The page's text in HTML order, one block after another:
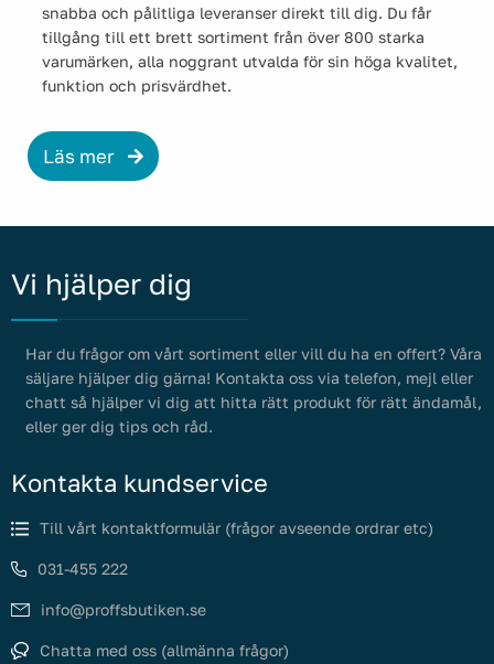
snabba och pålitliga leveranser direkt till dig. Du får
tillgång till ett brett sortiment från över 800 starka
varumärken, alla noggrant utvalda för sin höga kvalitet,
funktion och prisvärdhet.
Läs mer
Vi hjälper dig
Har du frågor om vårt sortiment eller vill du ha en offert? Våra
säljare hjälper dig gärna! Kontakta oss via telefon, mejl eller
chatt så hjälper vi dig att hitta rätt produkt för rätt ändamål,
eller ger dig tips och råd.
Kontakta kundservice
Till vårt kontaktformulär (frågor avseende ordrar etc)
031-455 222
info@proffsbutiken.se
Chatta med oss (allmänna frågor)